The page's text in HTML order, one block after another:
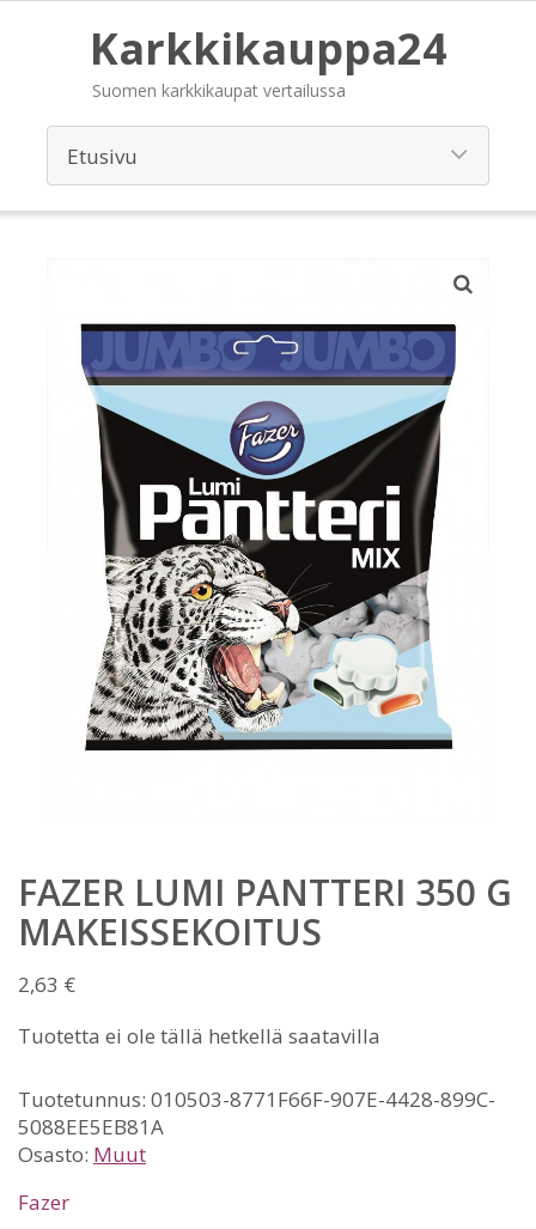
Karkkikauppa24
Suomen karkkikaupat vertailussa
FAZER LUMI PANTTERI 350 G
MAKEISSEKOITUS
2,63 €
Tuotetta ei ole tällä hetkellä saatavilla
Tuotetunnus: 010503-8771F66F-907E-4428-899C-
5088EE5EB81A
Osasto: Muut
Fazer